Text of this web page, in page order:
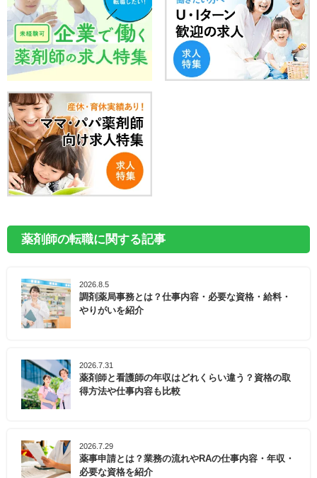
薬剤師の転職に関する記事
2026.8.5
調剤薬局事務とは？仕事内容・必要な資格・給料・
やりがいを紹介
2026.7.31
薬剤師と看護師の年収はどれくらい違う？資格の取
得方法や仕事内容も比較
2026.7.29
薬事申請とは？業務の流れやRAの仕事内容・年収・
必要な資格を紹介